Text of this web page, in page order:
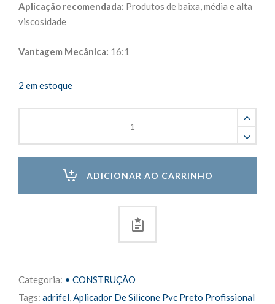
Aplicação recomendada: Produtos de baixa, média e alta
viscosidade
Vantagem Mecânica: 16:1
2 em estoque
ADICIONAR AO CARRINHO
Categoria: • CONSTRUÇÃO
Tags: adrifel,Aplicador De Silicone Pvc Preto Profissional